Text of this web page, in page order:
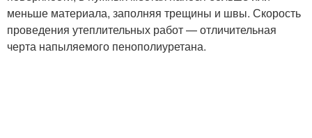
меньше материала, заполняя трещины и швы. Скорость
проведения утеплительных работ — отличительная
черта напыляемого пенополиуретана.